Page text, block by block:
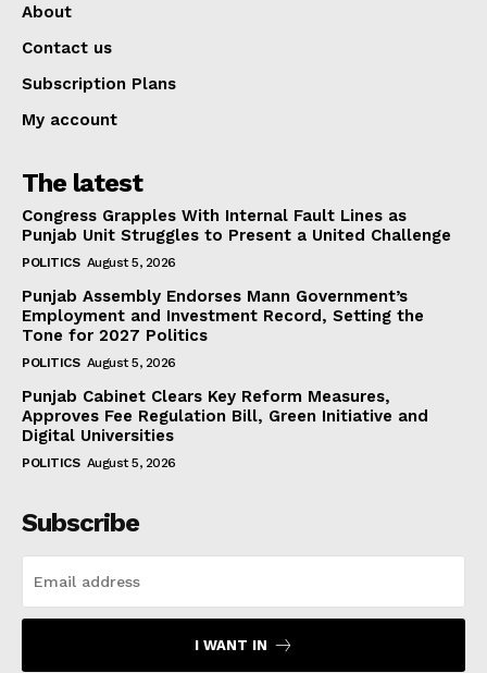
About
Contact us
Subscription Plans
My account
The latest
Congress Grapples With Internal Fault Lines as
Punjab Unit Struggles to Present a United Challenge
POLITICS August 5, 2026
Punjab Assembly Endorses Mann Government’s
Employment and Investment Record, Setting the
Tone for 2027 Politics
POLITICS August 5, 2026
Punjab Cabinet Clears Key Reform Measures,
Approves Fee Regulation Bill, Green Initiative and
Digital Universities
POLITICS August 5, 2026
Subscribe
I WANT IN